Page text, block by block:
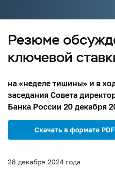
Резюме
ключевой
на «неделе тишины» и в
заседания Совета
Банка России 20 декабря
Скачать в формате PDF
28 декабря 2024 года